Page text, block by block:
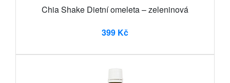
Chia Shake Dietní omeleta – zeleninová
399 Kč